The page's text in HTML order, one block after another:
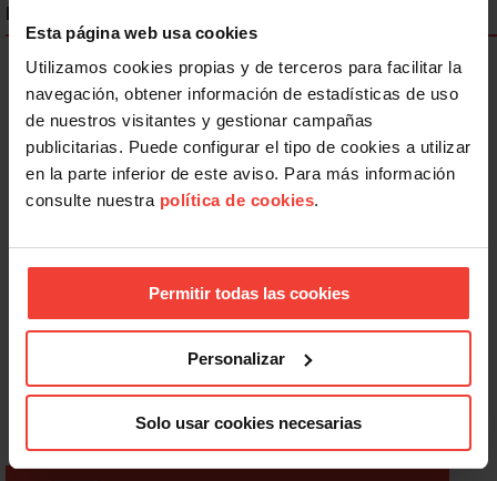
Esta página web usa cookies
Utilizamos cookies propias y de terceros para facilitar la
navegación, obtener información de estadísticas de uso
de nuestros visitantes y gestionar campañas
publicitarias. Puede configurar el tipo de cookies a utilizar
en la parte inferior de este aviso. Para más información
consulte nuestra política de cookies.
Permitir todas las cookies
Personalizar
Solo usar cookies necesarias
ENLACES DESTACADOS